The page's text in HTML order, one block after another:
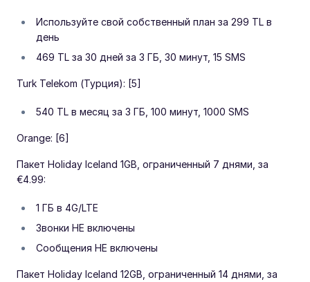
Используйте свой собственный план за 299 TL в
день
469 TL за 30 дней за 3 ГБ, 30 минут, 15 SMS
Turk Telekom (Турция): [5]
540 TL в месяц за 3 ГБ, 100 минут, 1000 SMS
Orange: [6]
Пакет Holiday Iceland 1GB, ограниченный 7 днями, за
€4.99:
1 ГБ в 4G/LTE
Звонки НЕ включены
Сообщения НЕ включены
Пакет Holiday Iceland 12GB, ограниченный 14 днями, за